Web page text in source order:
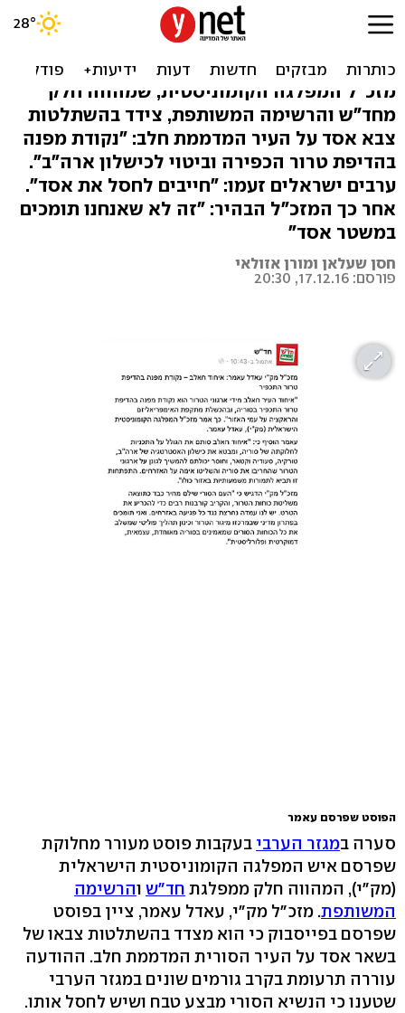
ההתבטאות שהרגיזה את
המגזר הערבי
מזכ"ל המפלגה הקומוניסטית, שמהווה חלק
מחד"ש והרשימה המשותפת, צידד בהשתלטות
צבא אסד על העיר המדממת חלב: "נקודת מפנה
בהדיפת טרור הכפירה וביטוי לכישלון ארה"ב".
ערבים ישראלים זעמו: "חייבים לחסל את אסד".
אחר כך המזכ"ל הבהיר: "זה לא שאנחנו תומכים
במשטר אסד"
חסן שעלאן ומורן אזולאי
פורסם: 17.12.16, 20:30
הפוסט שפרסם עאמר
סערה במגזר הערבי בעקבות פוסט מעורר מחלוקת
שפרסם איש המפלגה הקומוניסטית הישראלית
(מק"י), המהווה חלק ממפלגת חד"ש והרשימה
המשותפת. מזכ"ל מק"י, עאדל עאמר, ציין בפוסט
שפרסם בפייסבוק כי הוא מצדד בהשתלטות צבאו של
בשאר אסד על העיר הסורית המדממת חלב. ההודעה
עוררה תרעומת בקרב גורמים שונים במגזר הערבי
שטענו כי הנשיא הסורי מבצע טבח ושיש לחסל אותו.